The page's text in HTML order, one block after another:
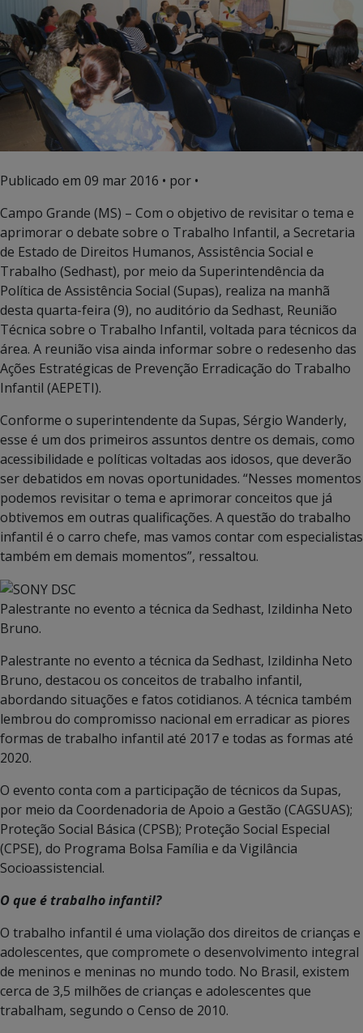
Publicado em 09 mar 2016 • por •
Campo Grande (MS) – Com o objetivo de revisitar o tema e
aprimorar o debate sobre o Trabalho Infantil, a Secretaria
de Estado de Direitos Humanos, Assistência Social e
Trabalho (Sedhast), por meio da Superintendência da
Política de Assistência Social (Supas), realiza na manhã
desta quarta-feira (9), no auditório da Sedhast, Reunião
Técnica sobre o Trabalho Infantil, voltada para técnicos da
área. A reunião visa ainda informar sobre o redesenho das
Ações Estratégicas de Prevenção Erradicação do Trabalho
Infantil (AEPETI).
Conforme o superintendente da Supas, Sérgio Wanderly,
esse é um dos primeiros assuntos dentre os demais, como
acessibilidade e políticas voltadas aos idosos, que deverão
ser debatidos em novas oportunidades. “Nesses momentos
podemos revisitar o tema e aprimorar conceitos que já
obtivemos em outras qualificações. A questão do trabalho
infantil é o carro chefe, mas vamos contar com especialistas
também em demais momentos”, ressaltou.
Palestrante no evento a técnica da Sedhast, Izildinha Neto
Bruno.
Palestrante no evento a técnica da Sedhast, Izildinha Neto
Bruno, destacou os conceitos de trabalho infantil,
abordando situações e fatos cotidianos. A técnica também
lembrou do compromisso nacional em erradicar as piores
formas de trabalho infantil até 2017 e todas as formas até
2020.
O evento conta com a participação de técnicos da Supas,
por meio da Coordenadoria de Apoio a Gestão (CAGSUAS);
Proteção Social Básica (CPSB); Proteção Social Especial
(CPSE), do Programa Bolsa Família e da Vigilância
Socioassistencial.
O que é trabalho infantil?
O trabalho infantil é uma violação dos direitos de crianças e
adolescentes, que compromete o desenvolvimento integral
de meninos e meninas no mundo todo. No Brasil, existem
cerca de 3,5 milhões de crianças e adolescentes que
trabalham, segundo o Censo de 2010.